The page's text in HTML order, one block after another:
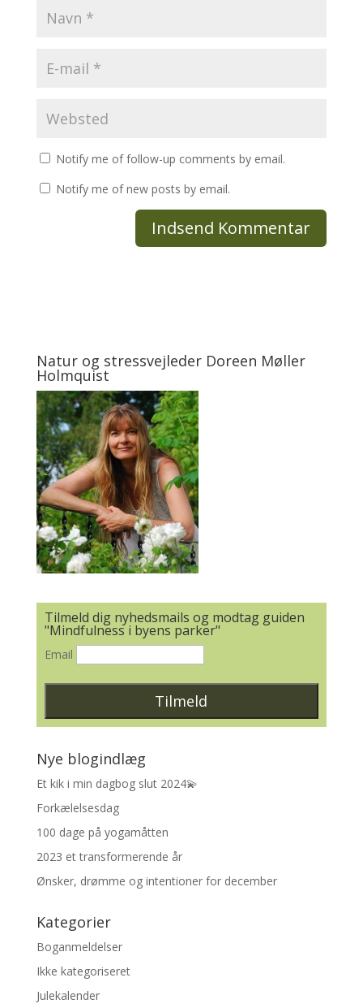
Notify me of follow-up comments by email.
Notify me of new posts by email.
Natur og stressvejleder Doreen Møller
Holmquist
Tilmeld dig nyhedsmails og modtag guiden
"Mindfulness i byens parker"
Email
Nye blogindlæg
Et kik i min dagbog slut 2024💫
Forkælelsesdag
100 dage på yogamåtten
2023 et transformerende år
Ønsker, drømme og intentioner for december
Kategorier
Boganmeldelser
Ikke kategoriseret
Julekalender